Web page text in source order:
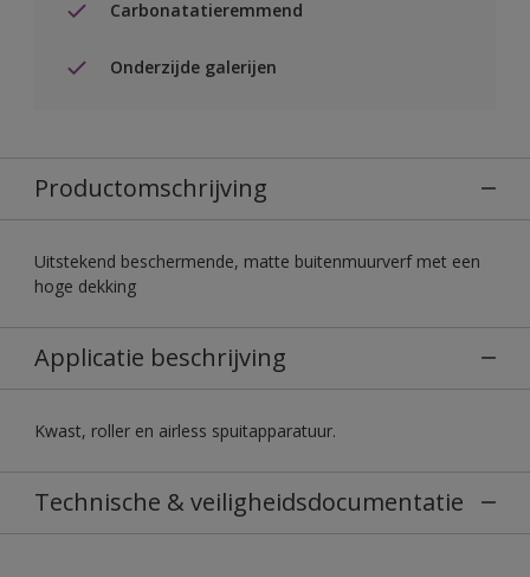
Carbonatatieremmend
Onderzijde galerijen
Productomschrijving
Uitstekend beschermende, matte buitenmuurverf met een
hoge dekking
Applicatie beschrijving
Kwast, roller en airless spuitapparatuur.
Technische & veiligheidsdocumentatie